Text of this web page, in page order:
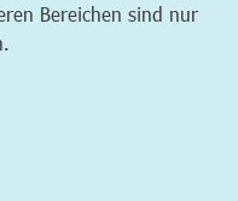
Bereichen sind nur